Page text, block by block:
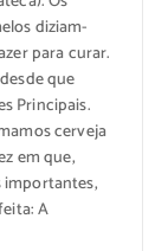
diziam-
para curar.
que
Principais.
cerveja
em que,
importantes,
A